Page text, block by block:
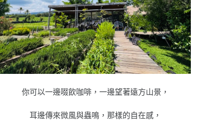
你可以一邊啜飲咖啡，一邊望著遠方山景，
耳邊傳來微風與蟲鳴，那樣的自在感，